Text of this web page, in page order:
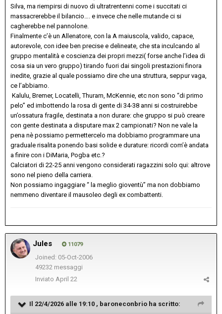
Silva, ma riempirsi di nuovo di ultratrentenni come i succitati ci
massacrerebbe il bilancio…. e invece che nelle mutande ci si
cagherebbe nel pannolone.
Finalmente c’è un Allenatore, con la A maiuscola, valido, capace,
autorevole, con idee ben precise e delineate, che sta inculcando al
gruppo mentalità e coscienza dei propri mezzi( forse anche l’idea di
cosa sia un vero gruppo) tirando fuori dai singoli prestazioni finora
inedite, grazie al quale possiamo dire che una struttura, seppur vaga,
ce l’abbiamo.
Kalulu, Bremer, Locatelli, Thuram, McKennie, etc non sono “di primo
pelo” ed imbottendo la rosa di gente di 34-38 anni si costruirebbe
un’ossatura fragile, destinata a non durare: che gruppo si può creare
con gente destinata a disputare max 2 campionati? Non ne vale la
pena nè possiamo permettercelo ma dobbiamo programmare una
graduale risalita ponendo basi solide e durature: ricordi com’è andata
a finire con i DiMaria, Pogba etc.?
Calciatori di 22-25 anni vengono considerati ragazzini solo qui: altrove
sono nel pieno della carriera.
Non possiamo ingaggiare “ la meglio gioventù” ma non dobbiamo
nemmeno diventare il mausoleo degli ex combattenti.
Jules 11079
Joined: 05-Oct-2006
49232 messaggi
Inviato April 22
Il 22/4/2026 alle 19:10 , baroneconbrio ha scritto: